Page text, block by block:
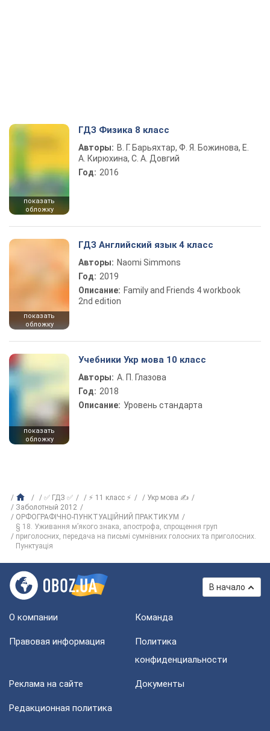
показать
обложку
ГДЗ Физика 8 класс
Авторы: В. Г. Барьяхтар, Ф. Я. Божинова, Е.
А. Кирюхина, С. А. Довгий
Год: 2016
показать
обложку
ГДЗ Английский язык 4 класс
Авторы: Naomi Simmons
Год: 2019
Описание: Family and Friends 4 workbook
2nd edition
показать
обложку
Учебники Укр мова 10 класс
Авторы: А. П. Глазова
Год: 2018
Описание: Уровень стандарта
✅ ГДЗ ✅ ⚡ 11 класс ⚡
Укр мова ✍
Заболотный 2012
ОРФОГРАФІЧНО-ПУНКТУАЦІЙНИЙ ПРАКТИКУМ
§ 18. Уживання м’якого знака, апострофа, спрощення груп
приголосних, передача на письмі сумнівних голосних та приголосних.
Пунктуація
В начало
О компании Команда
Правовая информация
Политика
конфиденциальности
Реклама на сайте Документы
Редакционная политика